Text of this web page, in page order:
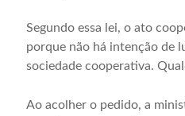
Segundo essa lei, o ato
porque não há intenção de
sociedade cooperativa.
Ao acolher o pedido, a